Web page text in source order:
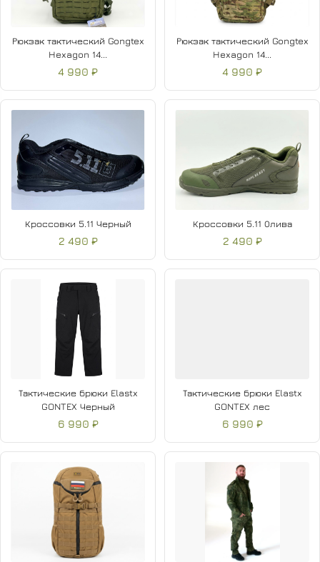
Рюкзак тактический Gongtex
Hexagon 14...
4 990 ₽
Рюкзак тактический Gongtex
Hexagon 14...
4 990 ₽
Кроссовки 5.11 Черный
2 490 ₽
Кроссовки 5.11 Олива
2 490 ₽
Тактические брюки Elastx
GONTEX Черный
6 990 ₽
Тактические брюки Elastx
GONTEX лес
6 990 ₽